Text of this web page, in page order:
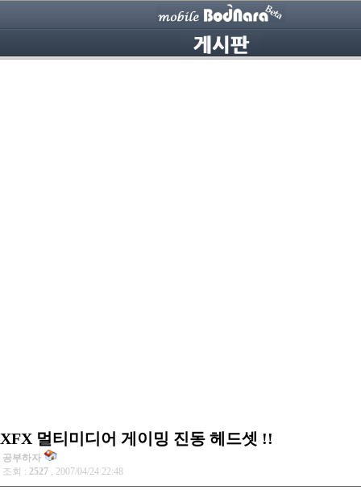
XFX 멀티미디어 게이밍 진동 헤드셋 !!
공부하자
조회 : 2527 , 2007/04/24 22:48